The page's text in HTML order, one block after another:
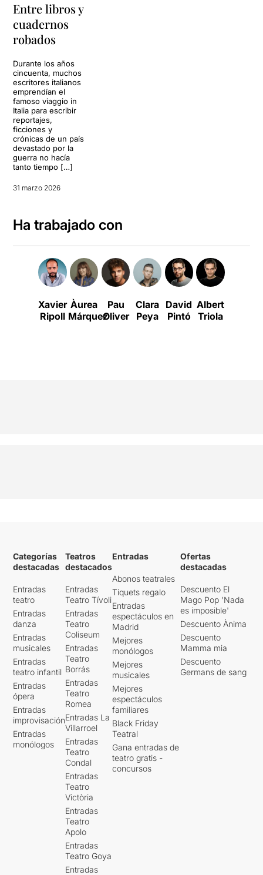
Entre libros y
cuadernos
robados
Durante los años
cincuenta, muchos
escritores italianos
emprendían el
famoso viaggio in
Italia para escribir
reportajes,
ficciones y
crónicas de un país
devastado por la
guerra no hacía
tanto tiempo […]
31 marzo 2026
Ha trabajado con
Xavier
Ripoll
Àurea
Márquez
Pau
Oliver
Clara
Peya
David
Pintó
Albert
Triola
Categorías
destacadas
Entradas
teatro
Entradas
danza
Entradas
musicales
Entradas
teatro infantil
Entradas
ópera
Entradas
improvisación
Entradas
monólogos
Teatros
destacados
Entradas
Teatro Tívoli
Entradas
Teatro
Coliseum
Entradas
Teatro
Borrás
Entradas
Teatro
Romea
Entradas La
Villarroel
Entradas
Teatro
Condal
Entradas
Teatro
Victòria
Entradas
Teatro
Apolo
Entradas
Teatro Goya
Entradas
Entradas
Abonos teatrales
Tiquets regalo
Entradas
espectáculos en
Madrid
Mejores
monólogos
Mejores
musicales
Mejores
espectáculos
familiares
Black Friday
Teatral
Gana entradas de
teatro gratis -
concursos
Ofertas
destacadas
Descuento El
Mago Pop 'Nada
es imposible'
Descuento Ànima
Descuento
Mamma mia
Descuento
Germans de sang